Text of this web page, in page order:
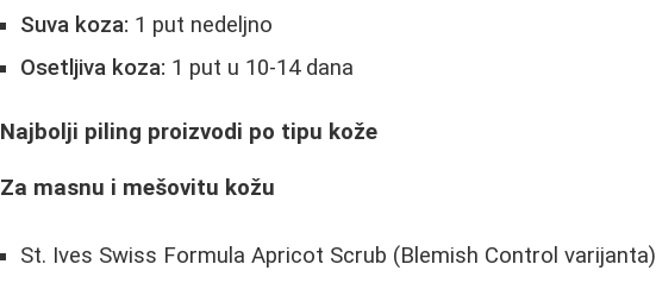
Suva koza: 1 put nedeljno
Osetljiva koza: 1 put u 10-14 dana
Najbolji piling proizvodi po tipu kože
Za masnu i mešovitu kožu
St. Ives Swiss Formula Apricot Scrub (Blemish Control varijanta)